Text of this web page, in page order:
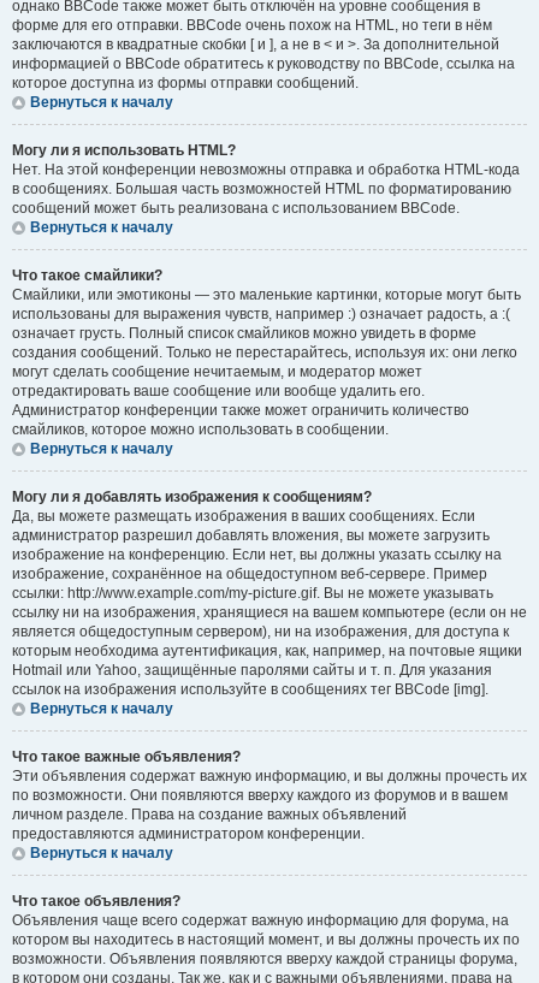
однако BBCode также может быть отключён на уровне сообщения в
форме для его отправки. BBCode очень похож на HTML, но теги в нём
заключаются в квадратные скобки [ и ], а не в < и >. За дополнительной
информацией о BBCode обратитесь к руководству по BBCode, ссылка на
которое доступна из формы отправки сообщений.
Вернуться к началу
Могу ли я использовать HTML?
Нет. На этой конференции невозможны отправка и обработка HTML-кода
в сообщениях. Большая часть возможностей HTML по форматированию
сообщений может быть реализована с использованием BBCode.
Вернуться к началу
Что такое смайлики?
Смайлики, или эмотиконы — это маленькие картинки, которые могут быть
использованы для выражения чувств, например :) означает радость, а :(
означает грусть. Полный список смайликов можно увидеть в форме
создания сообщений. Только не перестарайтесь, используя их: они легко
могут сделать сообщение нечитаемым, и модератор может
отредактировать ваше сообщение или вообще удалить его.
Администратор конференции также может ограничить количество
смайликов, которое можно использовать в сообщении.
Вернуться к началу
Могу ли я добавлять изображения к сообщениям?
Да, вы можете размещать изображения в ваших сообщениях. Если
администратор разрешил добавлять вложения, вы можете загрузить
изображение на конференцию. Если нет, вы должны указать ссылку на
изображение, сохранённое на общедоступном веб-сервере. Пример
ссылки: http://www.example.com/my-picture.gif. Вы не можете указывать
ссылку ни на изображения, хранящиеся на вашем компьютере (если он не
является общедоступным сервером), ни на изображения, для доступа к
которым необходима аутентификация, как, например, на почтовые ящики
Hotmail или Yahoo, защищённые паролями сайты и т. п. Для указания
ссылок на изображения используйте в сообщениях тег BBCode [img].
Вернуться к началу
Что такое важные объявления?
Эти объявления содержат важную информацию, и вы должны прочесть их
по возможности. Они появляются вверху каждого из форумов и в вашем
личном разделе. Права на создание важных объявлений
предоставляются администратором конференции.
Вернуться к началу
Что такое объявления?
Объявления чаще всего содержат важную информацию для форума, на
котором вы находитесь в настоящий момент, и вы должны прочесть их по
возможности. Объявления появляются вверху каждой страницы форума,
в котором они созданы. Так же, как и с важными объявлениями, права на